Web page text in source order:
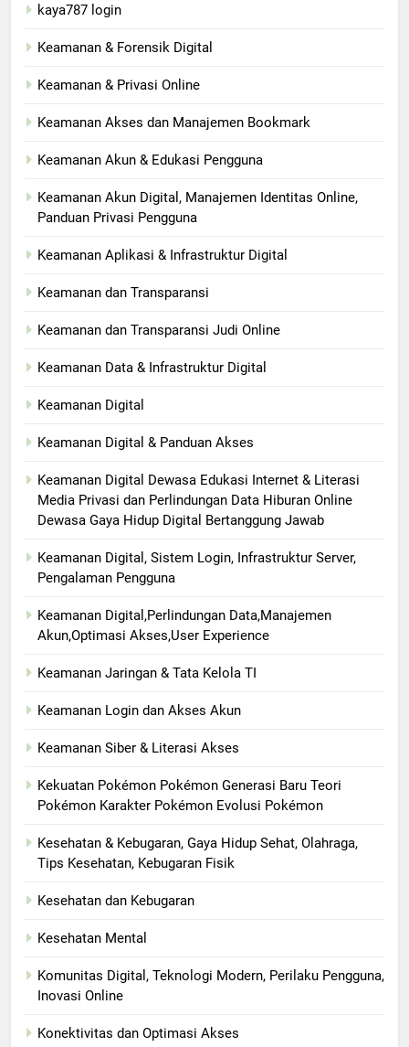
kaya787 login
Keamanan & Forensik Digital
Keamanan & Privasi Online
Keamanan Akses dan Manajemen Bookmark
Keamanan Akun & Edukasi Pengguna
Keamanan Akun Digital, Manajemen Identitas Online,
Panduan Privasi Pengguna
Keamanan Aplikasi & Infrastruktur Digital
Keamanan dan Transparansi
Keamanan dan Transparansi Judi Online
Keamanan Data & Infrastruktur Digital
Keamanan Digital
Keamanan Digital & Panduan Akses
Keamanan Digital Dewasa Edukasi Internet & Literasi
Media Privasi dan Perlindungan Data Hiburan Online
Dewasa Gaya Hidup Digital Bertanggung Jawab
Keamanan Digital, Sistem Login, Infrastruktur Server,
Pengalaman Pengguna
Keamanan Digital,Perlindungan Data,Manajemen
Akun,Optimasi Akses,User Experience
Keamanan Jaringan & Tata Kelola TI
Keamanan Login dan Akses Akun
Keamanan Siber & Literasi Akses
Kekuatan Pokémon Pokémon Generasi Baru Teori
Pokémon Karakter Pokémon Evolusi Pokémon
Kesehatan & Kebugaran, Gaya Hidup Sehat, Olahraga,
Tips Kesehatan, Kebugaran Fisik
Kesehatan dan Kebugaran
Kesehatan Mental
Komunitas Digital, Teknologi Modern, Perilaku Pengguna,
Inovasi Online
Konektivitas dan Optimasi Akses